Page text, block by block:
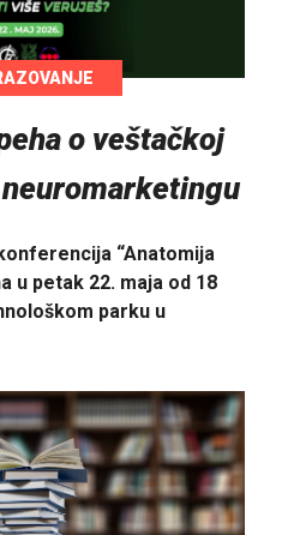
o veštačkoj
“Anatomija
u petak 22. maja od 18
parku u